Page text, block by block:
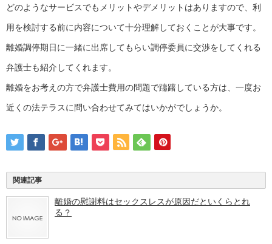
どのようなサービスでもメリットやデメリットはありますので、利
用を検討する前に内容について十分理解しておくことが大事です。
離婚調停期日に一緒に出席してもらい調停委員に交渉をしてくれる
弁護士も紹介してくれます。
離婚をお考えの方で弁護士費用の問題で躊躇している方は、一度お
近くの法テラスに問い合わせてみてはいかがでしょうか。
関連記事
離婚の慰謝料はセックスレスが原因だといくらとれ
る？